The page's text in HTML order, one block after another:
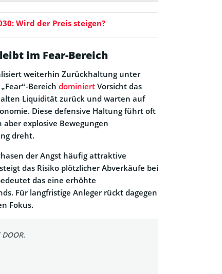
Wird der Preis steigen?
im Fear-Bereich
weiterhin Zurückhaltung unter
Bereich dominiert Vorsicht das
Liquidität zurück und warten auf
Diese defensive Haltung führt oft
explosive Bewegungen
dreht.
der Angst häufig attraktive
das Risiko plötzlicher Abverkäufe bei
das eine erhöhte
Für langfristige Anleger rückt dagegen
Fokus.